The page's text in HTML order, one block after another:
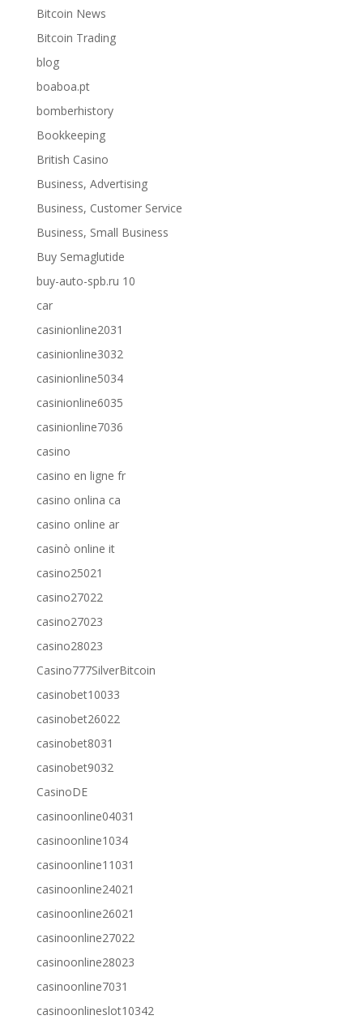
Bitcoin News
Bitcoin Trading
blog
boaboa.pt
bomberhistory
Bookkeeping
British Casino
Business, Advertising
Business, Customer Service
Business, Small Business
Buy Semaglutide
buy-auto-spb.ru 10
car
casinionline2031
casinionline3032
casinionline5034
casinionline6035
casinionline7036
casino
casino en ligne fr
casino onlina ca
casino online ar
casinò online it
casino25021
casino27022
casino27023
casino28023
Casino777SilverBitcoin
casinobet10033
casinobet26022
casinobet8031
casinobet9032
CasinoDE
casinoonline04031
casinoonline1034
casinoonline11031
casinoonline24021
casinoonline26021
casinoonline27022
casinoonline28023
casinoonline7031
casinoonlineslot10342